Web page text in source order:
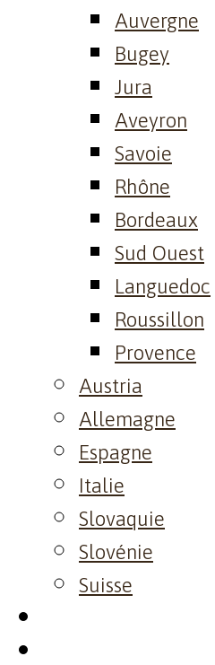
Auvergne
Bugey
Jura
Aveyron
Savoie
Rhône
Bordeaux
Sud Ouest
Languedoc
Roussillon
Provence
Austria
Allemagne
Espagne
Italie
Slovaquie
Slovénie
Suisse